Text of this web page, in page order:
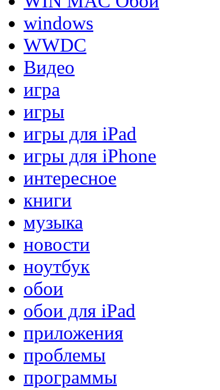
windows
WWDC
Видео
игра
игры
игры для iPad
игры для iPhone
интересное
книги
музыка
новости
ноутбук
обои
обои для iPad
приложения
проблемы
программы